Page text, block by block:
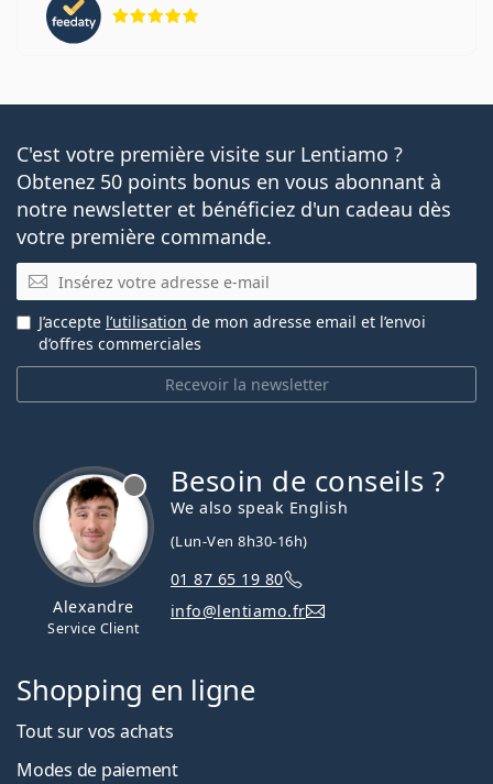
C'est votre première visite sur Lentiamo ?
Obtenez 50 points bonus en vous abonnant à
notre newsletter et bénéficiez d'un cadeau dès
votre première commande.
E-mail
Recevoir la newsletter
J’accepte l’utilisation de mon adresse email et l’envoi
d’offres commerciales
Alexandre
Service Client
Besoin de conseils ?
We also speak English
(Lun-Ven 8h30-16h)
01 87 65 19 80
info@lentiamo.fr
Shopping en ligne
Tout sur vos achats
Modes de paiement